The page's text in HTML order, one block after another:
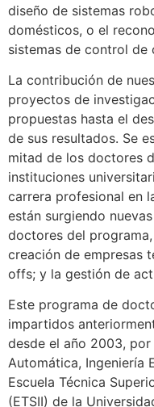
diseño de sistemas
domésticos, o el
sistemas de control de
La contribución de
proyectos de
propuestas hasta el
de sus resultados. Se
mitad de los doctores
instituciones
carrera profesional en
están surgiendo
doctores del
creación de empresas
offs; y la gestión de
Este programa de
impartidos
desde el año 2003,
Automática, Ingeniería
Escuela Técnica
(ETSII) de la